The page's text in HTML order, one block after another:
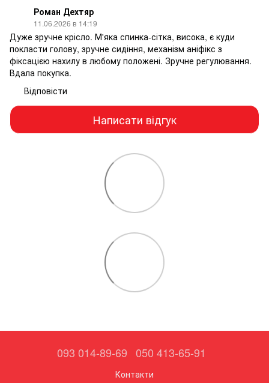
Роман Дехтяр
11.06.2026 в 14:19
Дуже зручне крісло. М'яка спинка-сітка, висока, є куди
покласти голову, зручне сидіння, механізм аніфікс з
фіксацією нахилу в любому положені. Зручне регулювання.
Вдала покупка.
Відповісти
Написати відгук
093 014-89-69 050 413-65-91
Контакти